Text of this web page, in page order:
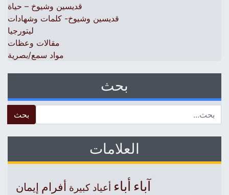
قديسين وشيوخ – حياة
قديسين وشيوخ- كلمات وشهادات
ليتورجيا
مقالات وعظات
مواد سمع/بصرية
بحث
العلامات
آباءأباء أعياد كبيرة أفرام إيمان